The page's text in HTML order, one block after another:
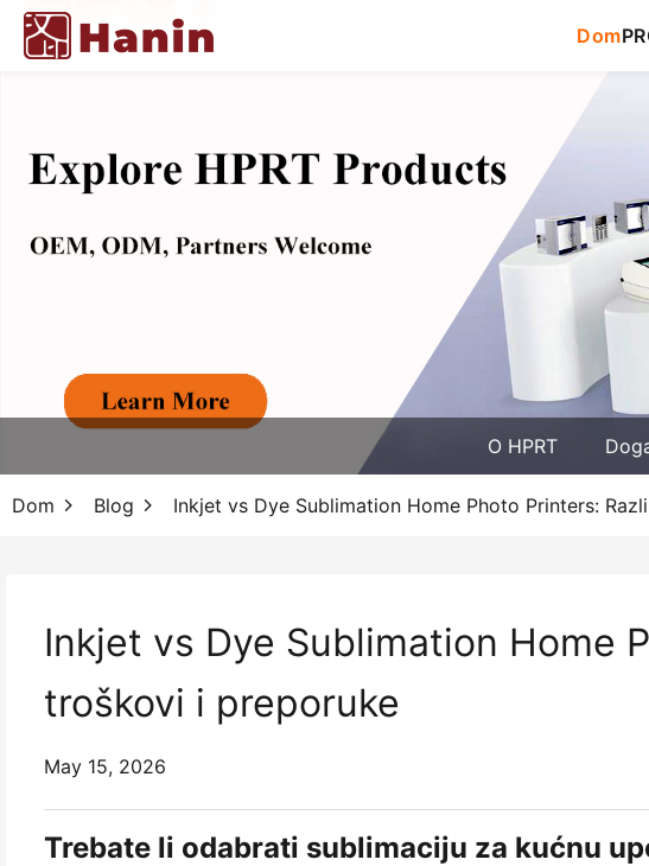
Dom
O HPRT
Dom Blog Inkjet vs Dye Sublimation Home Photo Printers:
Inkjet vs Dye Sublimation Home
troškovi i preporuke
May 15, 2026
Trebate li odabrati sublimaciju za kućnu